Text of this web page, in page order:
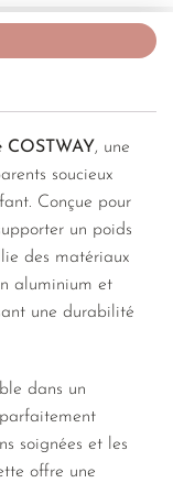
COSTWAY, une
soucieux
Conçue pour
un poids
des matériaux
aluminium et
une durabilité
dans un
soignées et les
offre une